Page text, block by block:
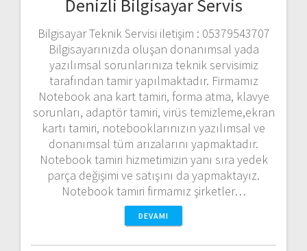
Denizli Bilgisayar Servis
Bilgisayar Teknik Servisi iletişim : 05379543707
Bilgisayarınızda oluşan donanımsal yada
yazılımsal sorunlarınıza teknik servisimiz
tarafından tamir yapılmaktadır. Firmamız
Notebook ana kart tamiri, forma atma, klavye
sorunları, adaptör tamiri, virüs temizleme,ekran
kartı tamiri, notebooklarınızın yazılımsal ve
donanımsal tüm arızalarını yapmaktadır.
Notebook tamiri hizmetimizin yanı sıra yedek
parça değişimi ve satışını da yapmaktayız.
Notebook tamiri firmamız şirketler…
DEVAMI